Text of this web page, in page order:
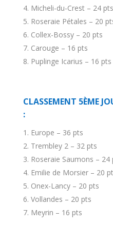
Micheli-du-Crest – 24 pts
Roseraie Pétales – 20
Collex-Bossy – 20 pts
Carouge – 16 pts
Puplinge Icarius – 16 pts
CLASSEMENT 5ÈME
:
Europe – 36 pts
Trembley 2 – 32 pts
Roseraie Saumons – 24
Emilie de Morsier – 20
Onex-Lancy – 20 pts
Vollandes – 20 pts
Meyrin – 16 pts